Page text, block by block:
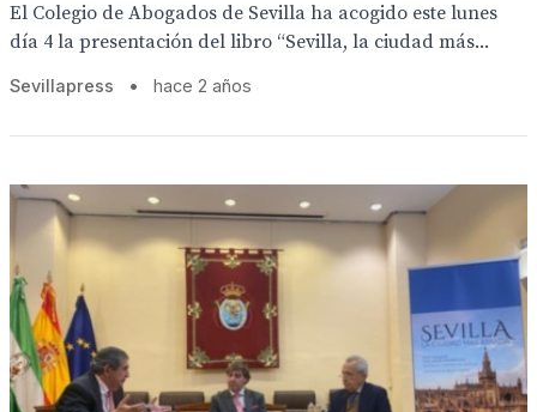
El Colegio de Abogados de Sevilla ha acogido este lunes
día 4 la presentación del libro “Sevilla, la ciudad más...
Sevillapress • hace 2 años